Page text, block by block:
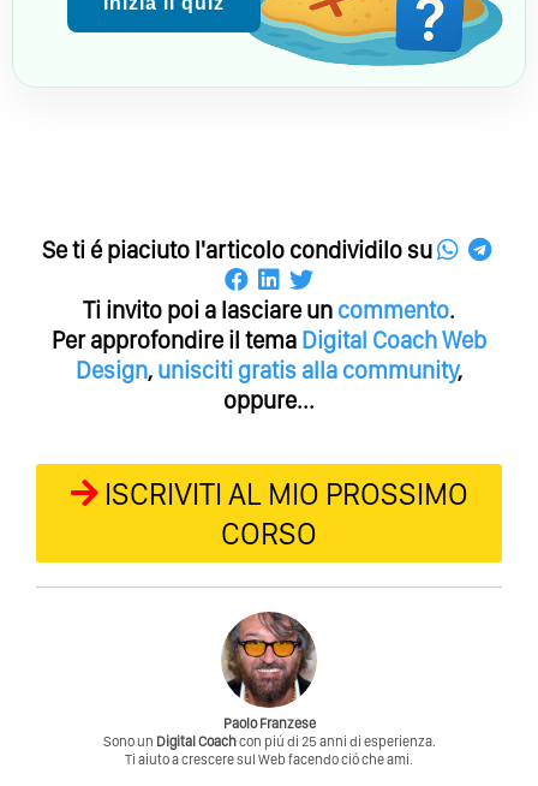
Se ti é piaciuto l'articolo condividilo su
Ti invito poi a lasciare un commento.
Per approfondire il tema Digital CoachWeb
Design, unisciti gratis alla community,
oppure...
ISCRIVITI AL MIO PROSSIMO
CORSO
Paolo Franzese
Sono un Digital Coachcon piú di 25 anni di esperienza.
Ti aiuto a crescere sul Web facendo ció che ami.